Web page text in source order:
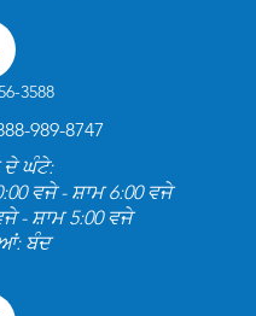
3588
989-8747
ਦੇ ਘੰਟੇ:
ਵਜੇ - ਸ਼ਾਮ 6:00 ਵਜੇ
- ਸ਼ਾਮ 5:00 ਵਜੇ
ਬੰਦ